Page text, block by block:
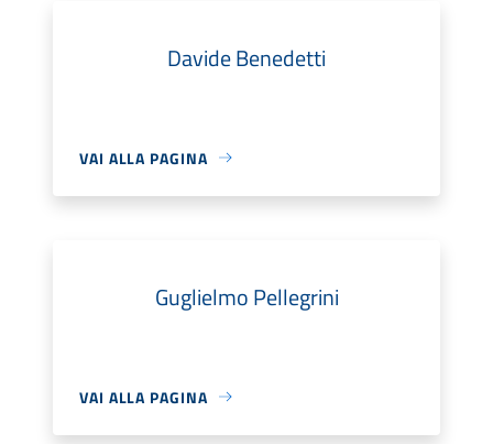
Davide Benedetti
VAI ALLA PAGINA
Guglielmo Pellegrini
VAI ALLA PAGINA